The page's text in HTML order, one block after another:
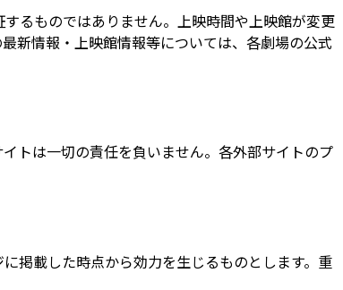
るものではありません。上映時間や上映館が変更
新情報・上映館情報等については、各劇場の公式
トは一切の責任を負いません。各外部サイトのプ
掲載した時点から効力を生じるものとします。重